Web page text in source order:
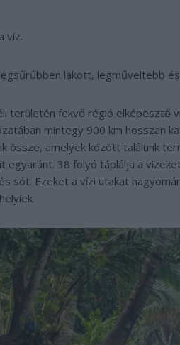
víz.
lakott, legműveltebb
területén fekvő régió elképesztő
mintegy 900 km hosszan
össze, amelyek között találunk
egyaránt. 38 folyó táplálja a
sót. Ezeket a vízi utakat